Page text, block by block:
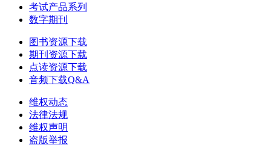
考试产品系列
数字期刊
图书资源下载
期刊资源下载
点读资源下载
音频下载Q&A
维权动态
法律法规
维权声明
盗版举报